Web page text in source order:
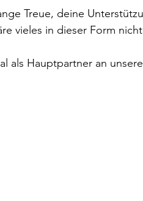
Treue, deine
vieles in dieser Form
als Hauptpartner an